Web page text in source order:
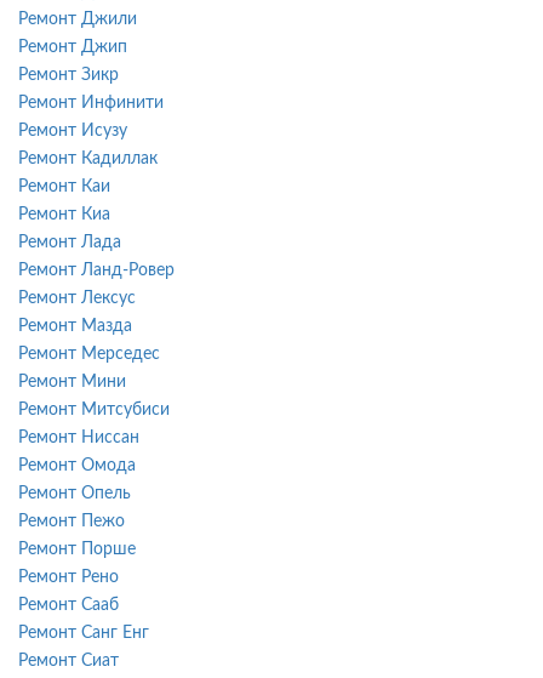
Ремонт Джили
Ремонт Джип
Ремонт Зикр
Ремонт Инфинити
Ремонт Исузу
Ремонт Кадиллак
Ремонт Каи
Ремонт Киа
Ремонт Лада
Ремонт Ланд-Ровер
Ремонт Лексус
Ремонт Мазда
Ремонт Мерседес
Ремонт Мини
Ремонт Митсубиси
Ремонт Ниссан
Ремонт Омода
Ремонт Опель
Ремонт Пежо
Ремонт Порше
Ремонт Рено
Ремонт Сааб
Ремонт Санг Енг
Ремонт Сиат